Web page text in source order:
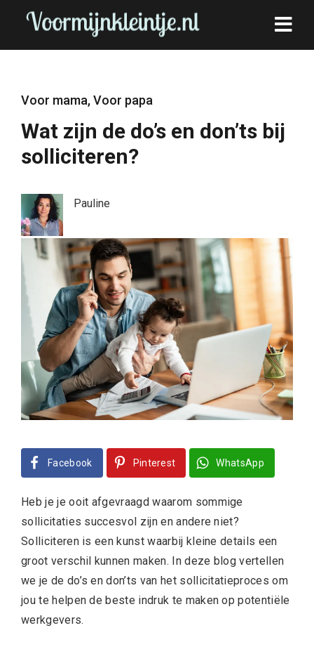
Voor mama,Voor papa
Wat zijn de do’s en don’ts bij
solliciteren?
Pauline
Facebook Pinterest WhatsApp
Heb je je ooit afgevraagd waarom sommige
sollicitaties succesvol zijn en andere niet?
Solliciteren is een kunst waarbij kleine details een
groot verschil kunnen maken. In deze blog vertellen
we je de do’s en don’ts van het sollicitatieproces om
jou te helpen de beste indruk te maken op potentiële
werkgevers.